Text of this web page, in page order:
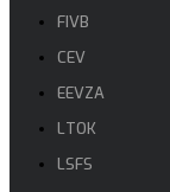
FIVB
CEV
EEVZA
LTOK
LSFS